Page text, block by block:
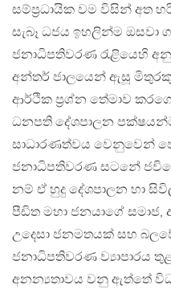
සම්ප්‍රධායික වම විසින් අත
සැබෑ ධජය ඉහලින්ම ඔසවා
ජනාධිපතිවරණ රැළියෙහි
අන්තර් ජාලයෙන් ඇසූ
ආර්ථික ප්‍රශ්න තේමාව
ධනපති දේශපාලන
සාධාරණත්වය වෙනුවෙන්
ජනාධිපතිවරණ සටනේ
නම් ඒ හුදු දේශපාලන හා
පීඩිත මහා ජනයාගේ
උදෙසා ජනමතයක් සහ
ජනාධිපතිවරණ ව්‍යාපාරය
අනන්‍යතාවය වනු ඇත්තේ